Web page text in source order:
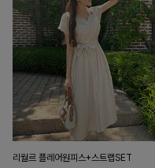
리월르 플레어원피스+스트랩SET